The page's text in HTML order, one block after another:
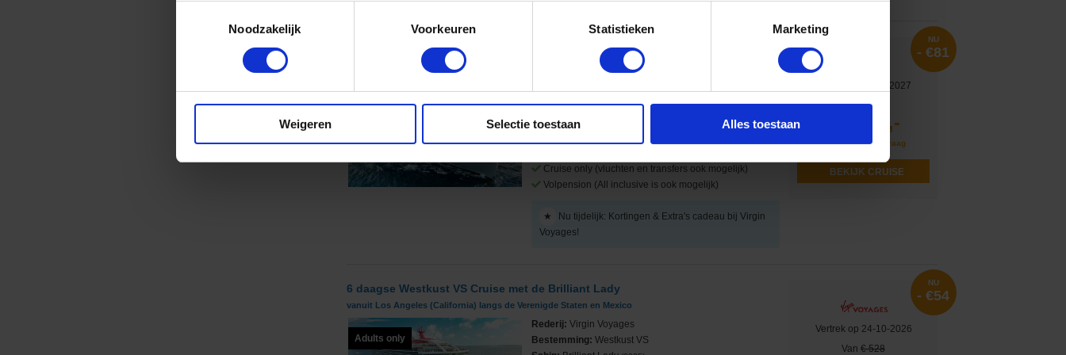
Noodzakelijk
Voorkeuren Statistieken Marketing
Weigeren Selectie toestaan Alles toestaan
8 daagse Westkust VS Cruise met de Brilliant Lady
vanuit Los Angeles (California) langs de Verenigde Staten en Mexico
Adults only
Vaarroute: Los Angeles (California), Dag op Zee, Cabo San
Lucas, La Paz, Mazatlan, Dag op Zee, Dag op Zee...
Cruise only (vluchten en transfers ook mogelijk)
Volpension (All inclusive is ook mogelijk)
★
Nu tijdelijk: Kortingen & Extra's cadeau bij Virgin
Voyages!
NU
- €81
Vertrek op 20-11-2027
Van€ 800
719,-
Vluchten op aanvraag
BEKIJK CRUISE
6 daagse Westkust VS Cruise met de Brilliant Lady
vanuit Los Angeles (California) langs de Verenigde Staten en Mexico
Adults only
Rederij:Virgin Voyages
Bestemming:Westkust VS
NU
- €54
Vertrek op 24-10-2026
Van € 528